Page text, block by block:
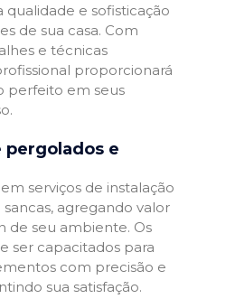
qualidade e sofisticação
de sua casa. Com
e técnicas
proporcionará
perfeito em seus
pergolados e
serviços de instalação
agregando valor
de seu ambiente. Os
ser capacitados para
com precisão e
sua satisfação.